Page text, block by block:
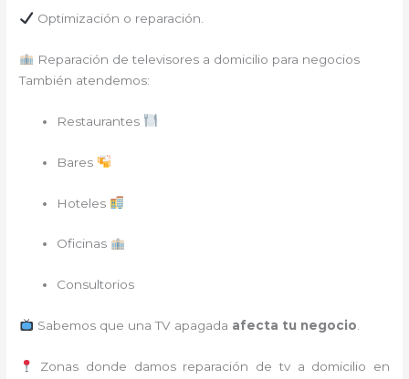
Optimización o reparación.
Reparación de televisores a domicilio para negocios
También atendemos:
Restaurantes
Bares
Hoteles
Oficinas
Consultorios
Sabemos que una TV apagada afecta tu negocio
Zonas donde damos reparación de tv a domicilio en